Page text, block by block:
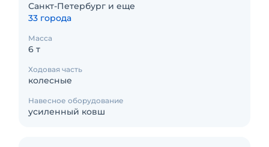
Санкт-Петербург и еще
33 города
Масса
6 т
Ходовая часть
колесные
Навесное оборудование
усиленный ковш